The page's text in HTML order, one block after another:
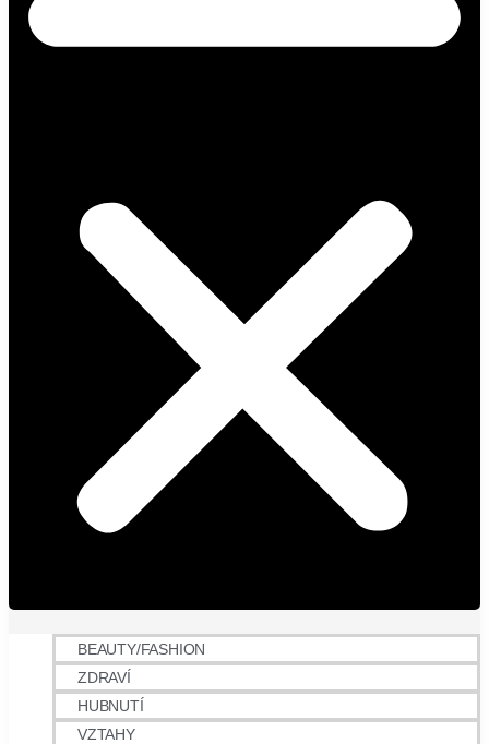
BEAUTY/FASHION
ZDRAVÍ
HUBNUTÍ
VZTAHY